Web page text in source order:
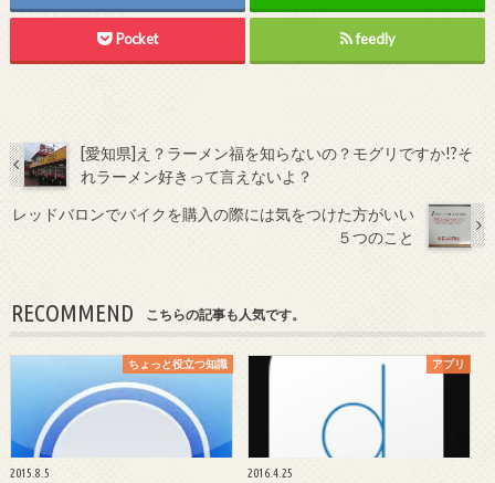
Pocket feedly
[愛知県]え？ラーメン福を知らないの？モグリですか!?そ
れラーメン好きって言えないよ？
レッドバロンでバイクを購入の際には気をつけた方がいい
５つのこと
RECOMMEND こちらの記事も人気です。
ちょっと役立つ知識
2015.8.5
アプリ
2016.4.25